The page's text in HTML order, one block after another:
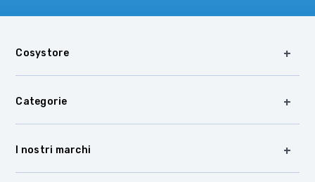
Cosystore
Categorie
I nostri marchi